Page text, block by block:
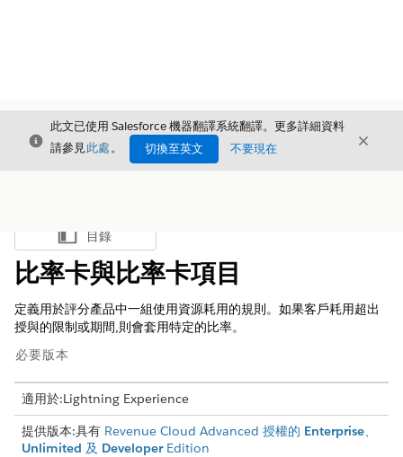
結束
此文已使用 Salesforce 機器翻譯系統翻譯。更多詳細資料
請參見此處。 切換至英文 不要現在 結束
顯示目錄
目錄
比率卡與比率卡項目
定義用於評分產品中一組使用資源耗用的規則。如果客戶耗用超出
授與的限制或期間,則會套用特定的比率。
必要版本
適用於:Lightning Experience
提供版本:具有 Revenue Cloud Advanced 授權的 Enterprise、
Unlimited 及 DeveloperEdition